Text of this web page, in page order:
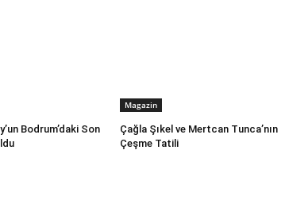
Bodrum’daki Son
Magazin
Çağla Şıkel ve Mertcan Tunca’nın
Çeşme Tatili